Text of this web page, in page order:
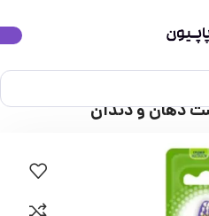
دهان و دندان